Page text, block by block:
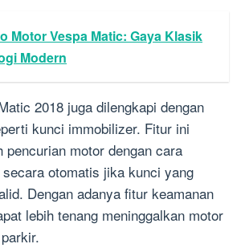
Motor Vespa Matic: Gaya Klasik
Modern
2018 juga dilengkapi dengan
kunci immobilizer. Fitur ini
pencurian motor dengan cara
otomatis jika kunci yang
Dengan adanya fitur keamanan
lebih tenang meninggalkan motor